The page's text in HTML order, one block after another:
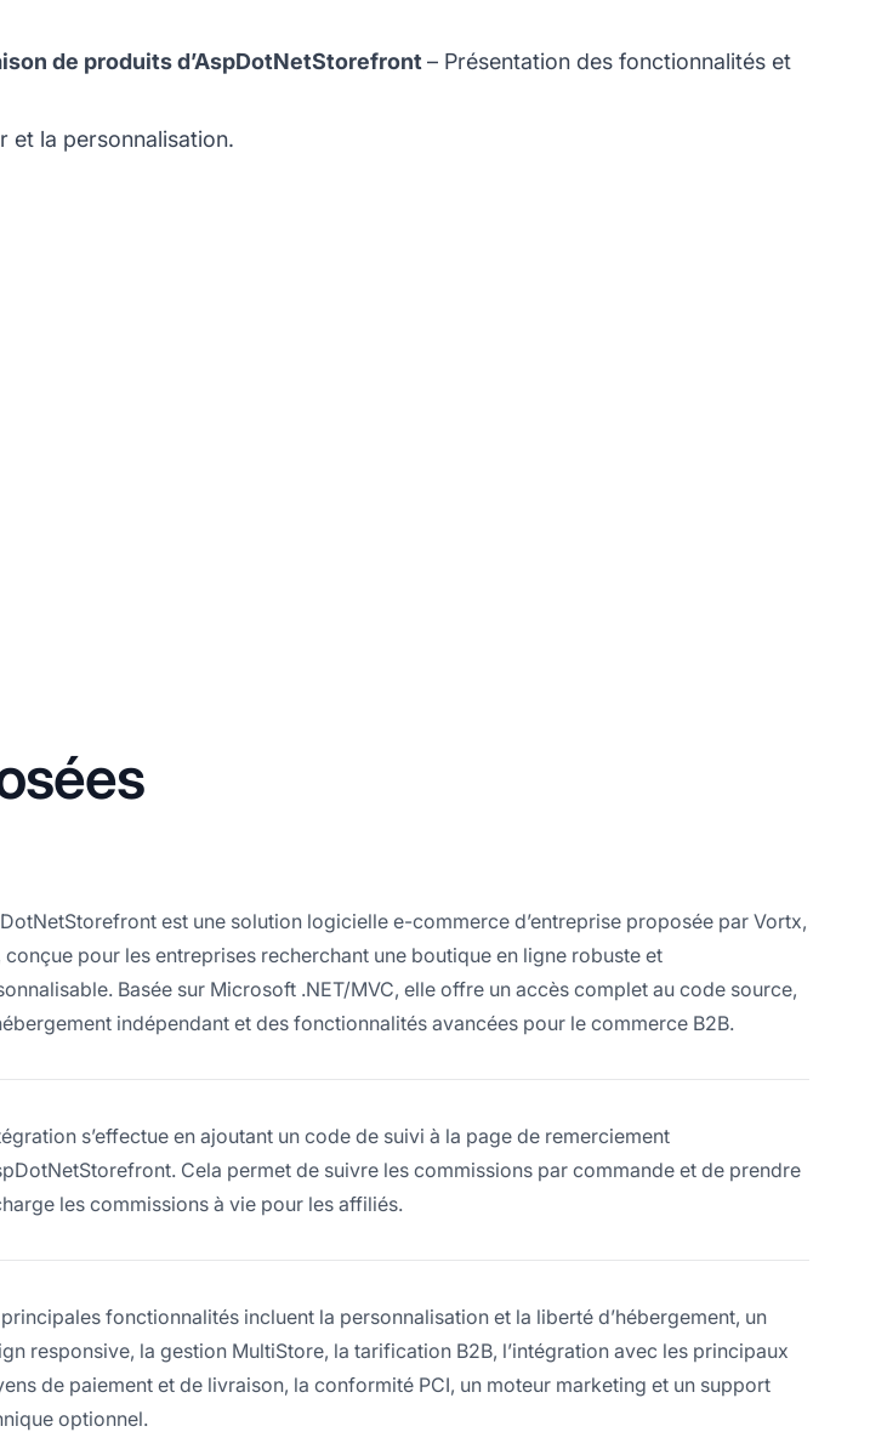
de produits d’AspDotNetStorefront – Présentation des fonctionnalités et
et la personnalisation.
est une solution logicielle e-commerce d’entreprise proposée par Vortx,
conçue pour les entreprises recherchant une boutique en ligne robuste et
Basée sur Microsoft .NET/MVC, elle offre un accès complet au code source,
indépendant et des fonctionnalités avancées pour le commerce B2B.
s’effectue en ajoutant un code de suivi à la page de remerciement
Cela permet de suivre les commissions par commande et de prendre
les commissions à vie pour les affiliés.
fonctionnalités incluent la personnalisation et la liberté d’hébergement, un
responsive, la gestion MultiStore, la tarification B2B, l’intégration avec les principaux
de paiement et de livraison, la conformité PCI, un moteur marketing et un support
optionnel.